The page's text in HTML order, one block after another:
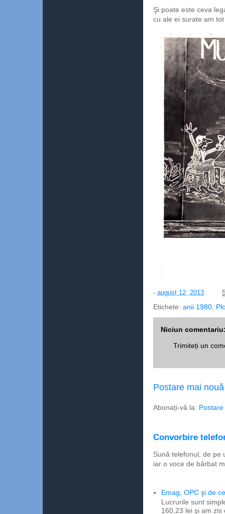
Şi poate este ceva
cu ale ei surate am
- august 12, 2013
Etichete: anii 1980
Niciun
Trimiteți un
Postare mai nouă
Abonați-vă la:
Convorbire
Sună telefonul, de pe
iar o voce de bărbat
Emag, OPC şi de
Lucrurile sunt
160,23 lei şi am